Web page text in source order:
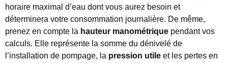
horaire maximal d’eau dont vous aurez besoin et
déterminera votre consommation journalière. De même,
prenez en compte la hauteur manométrique pendant vos
calculs. Elle représente la somme du dénivelé de
l’installation de pompage, la pression utile et les pertes en